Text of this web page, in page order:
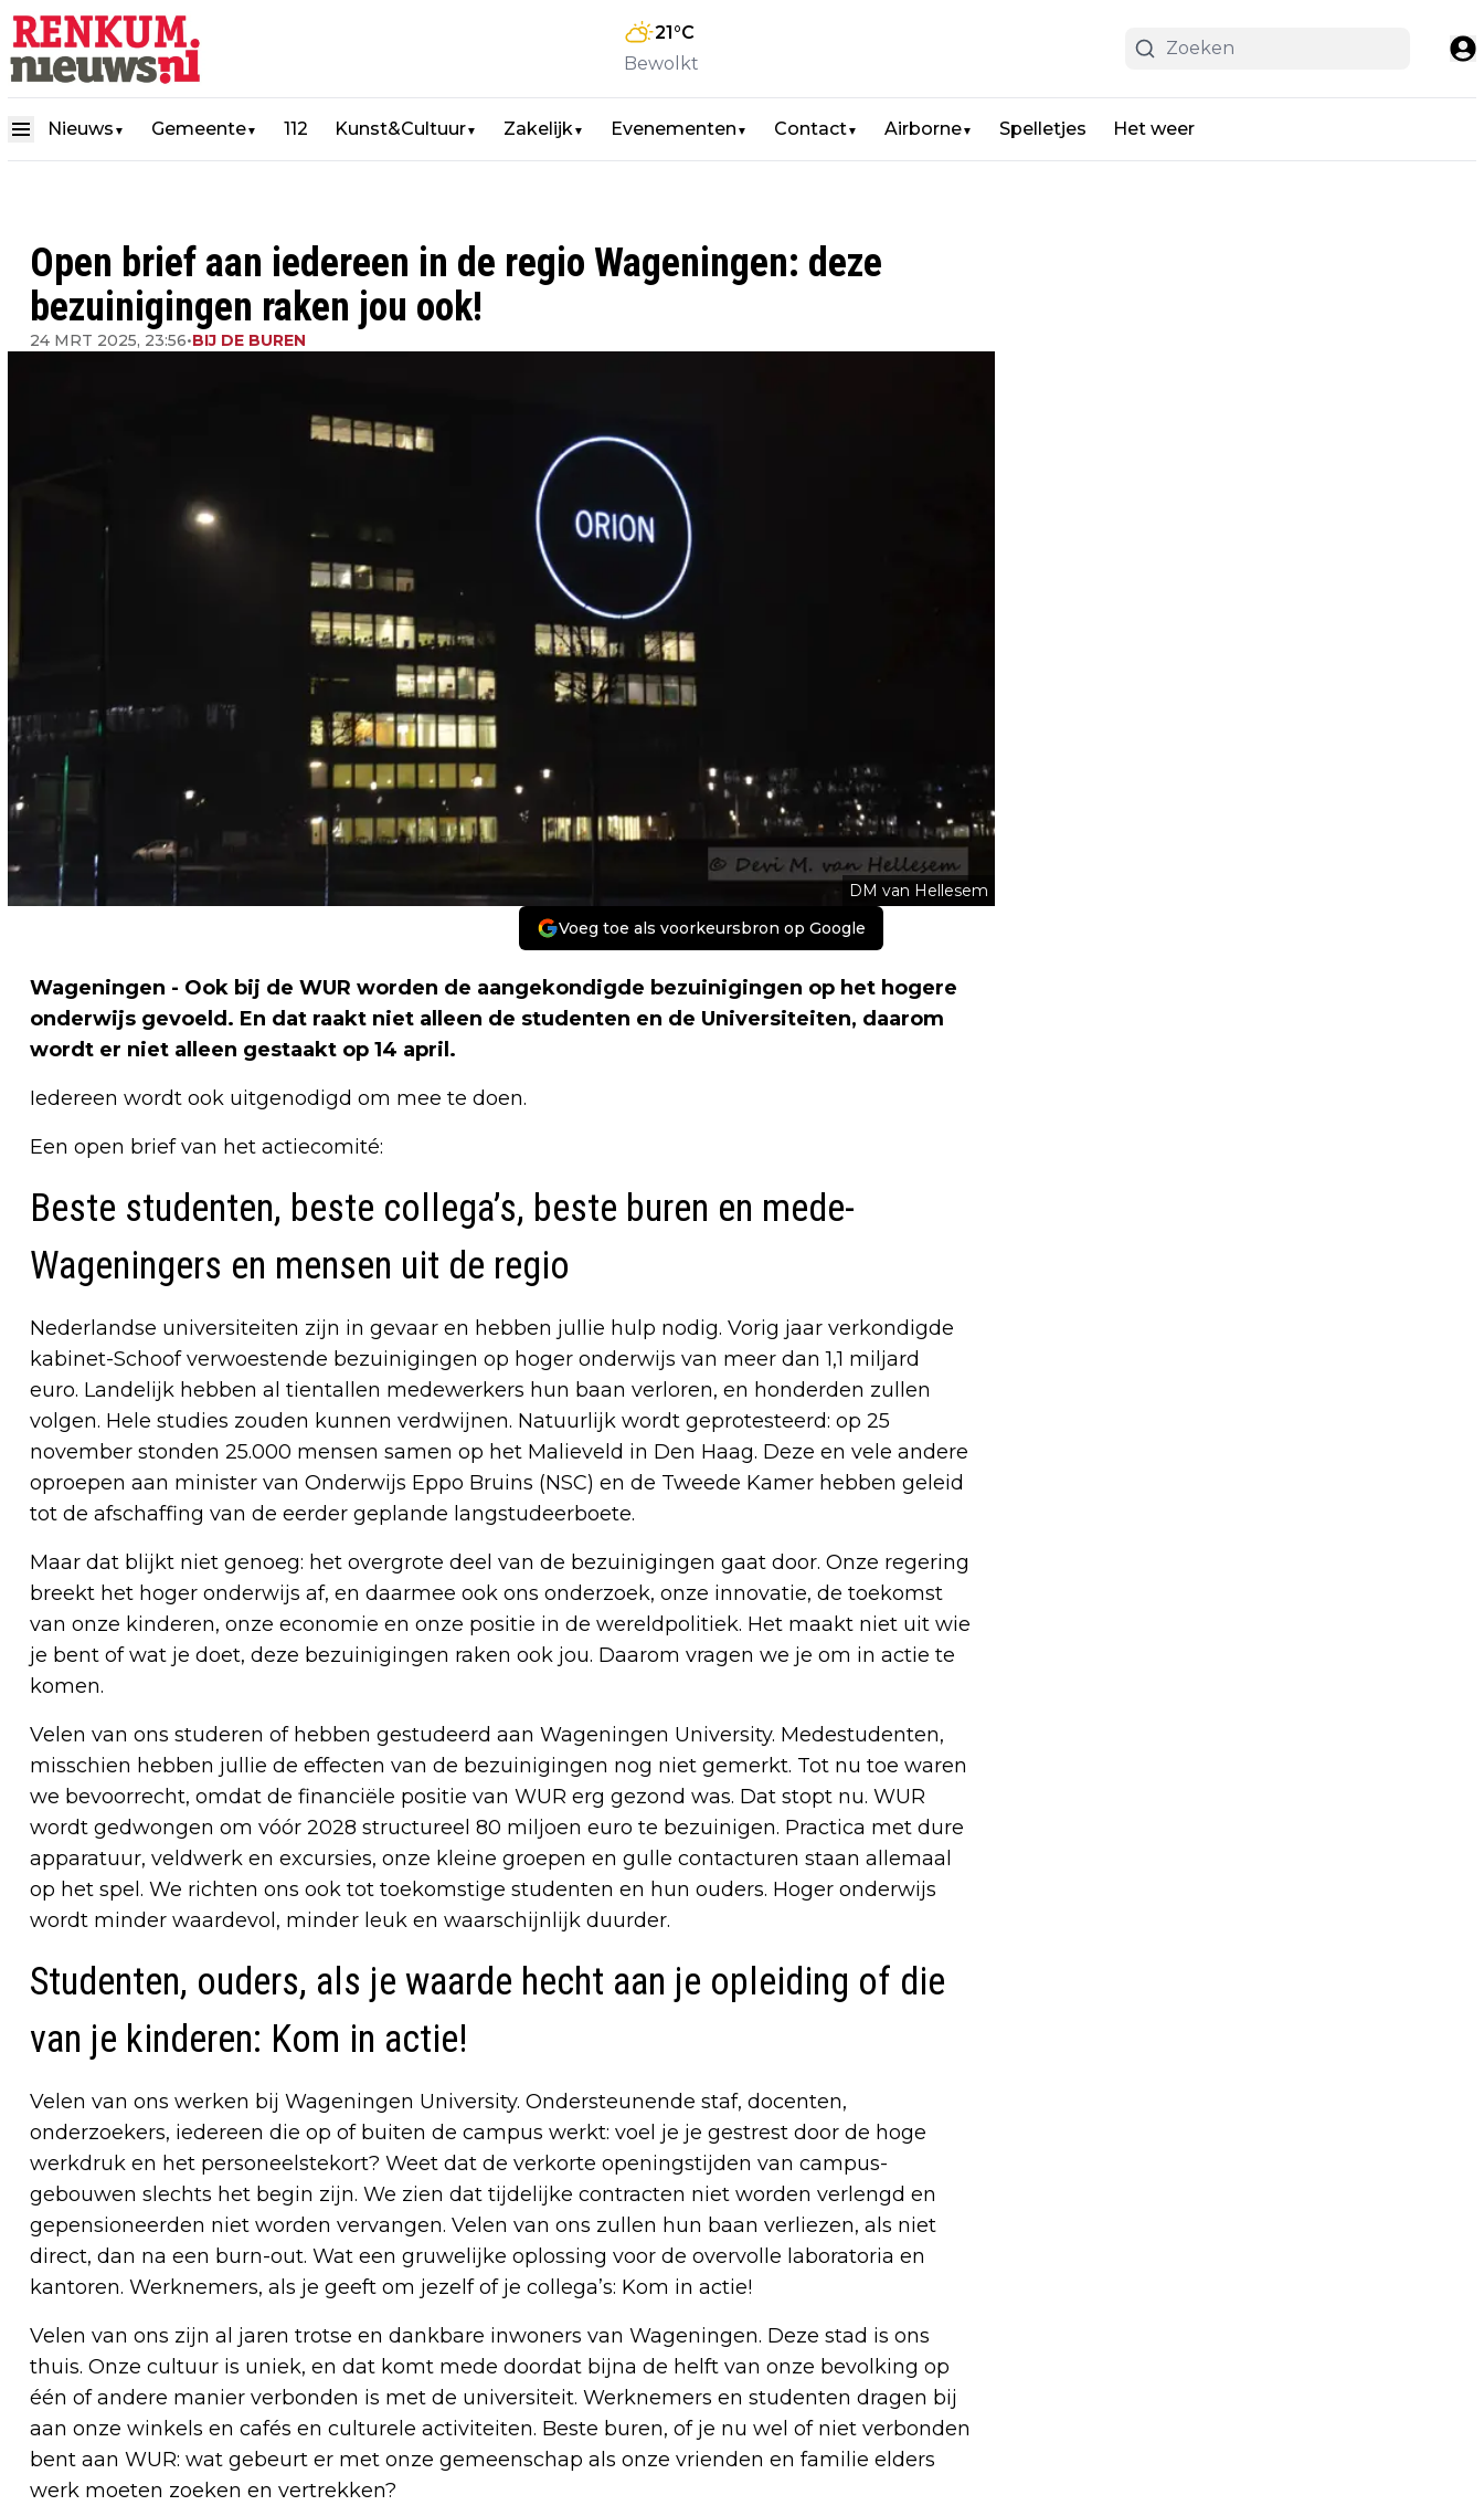
21°C
Bewolkt
Nieuws ▼ Gemeente▼ 112 Kunst&Cultuur▼ Zakelijk▼ Evenementen ▼ Contact▼ Airborne▼ Spelletjes Het weer
Open brief aan iedereen in de regio Wageningen: deze
bezuinigingen raken jou ook!
24 MRT 2025, 23:56•BIJ DE BUREN
DM van Hellesem
Voeg toe als voorkeursbron op Google
Wageningen - Ook bij de WUR worden de aangekondigde bezuinigingen op het hogere
onderwijs gevoeld. En dat raakt niet alleen de studenten en de Universiteiten, daarom
wordt er niet alleen gestaakt op 14 april.
Iedereen wordt ook uitgenodigd om mee te doen.
Een open brief van het actiecomité:
Beste studenten, beste collega’s, beste buren en mede-
Wageningers en mensen uit de regio
Nederlandse universiteiten zijn in gevaar en hebben jullie hulp nodig. Vorig jaar verkondigde
kabinet-Schoof verwoestende bezuinigingen op hoger onderwijs van meer dan 1,1 miljard
euro. Landelijk hebben al tientallen medewerkers hun baan verloren, en honderden zullen
volgen. Hele studies zouden kunnen verdwijnen. Natuurlijk wordt geprotesteerd: op 25
november stonden 25.000 mensen samen op het Malieveld in Den Haag. Deze en vele andere
oproepen aan minister van Onderwijs Eppo Bruins (NSC) en de Tweede Kamer hebben geleid
tot de afschaffing van de eerder geplande langstudeerboete.
Maar dat blijkt niet genoeg: het overgrote deel van de bezuinigingen gaat door. Onze regering
breekt het hoger onderwijs af, en daarmee ook ons onderzoek, onze innovatie, de toekomst
van onze kinderen, onze economie en onze positie in de wereldpolitiek. Het maakt niet uit wie
je bent of wat je doet, deze bezuinigingen raken ook jou. Daarom vragen we je om in actie te
komen.
Velen van ons studeren of hebben gestudeerd aan Wageningen University. Medestudenten,
misschien hebben jullie de effecten van de bezuinigingen nog niet gemerkt. Tot nu toe waren
we bevoorrecht, omdat de financiële positie van WUR erg gezond was. Dat stopt nu. WUR
wordt gedwongen om vóór 2028 structureel 80 miljoen euro te bezuinigen. Practica met dure
apparatuur, veldwerk en excursies, onze kleine groepen en gulle contacturen staan allemaal
op het spel. We richten ons ook tot toekomstige studenten en hun ouders. Hoger onderwijs
wordt minder waardevol, minder leuk en waarschijnlijk duurder.
Studenten, ouders, als je waarde hecht aan je opleiding of die
van je kinderen: Kom in actie!
Velen van ons werken bij Wageningen University. Ondersteunende staf, docenten,
onderzoekers, iedereen die op of buiten de campus werkt: voel je je gestrest door de hoge
werkdruk en het personeelstekort? Weet dat de verkorte openingstijden van campus-
gebouwen slechts het begin zijn. We zien dat tijdelijke contracten niet worden verlengd en
gepensioneerden niet worden vervangen. Velen van ons zullen hun baan verliezen, als niet
direct, dan na een burn-out. Wat een gruwelijke oplossing voor de overvolle laboratoria en
kantoren. Werknemers, als je geeft om jezelf of je collega’s: Kom in actie!
Velen van ons zijn al jaren trotse en dankbare inwoners van Wageningen. Deze stad is ons
thuis. Onze cultuur is uniek, en dat komt mede doordat bijna de helft van onze bevolking op
één of andere manier verbonden is met de universiteit. Werknemers en studenten dragen bij
aan onze winkels en cafés en culturele activiteiten. Beste buren, of je nu wel of niet verbonden
bent aan WUR: wat gebeurt er met onze gemeenschap als onze vrienden en familie elders
werk moeten zoeken en vertrekken?